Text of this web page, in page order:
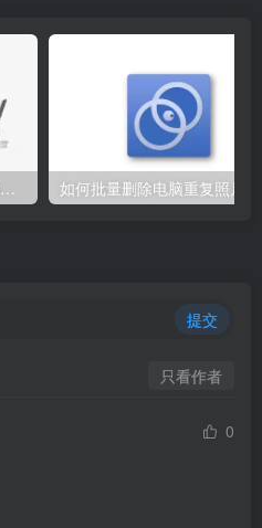
Z-Library最新地址 Z-Library国内可访问地址
提交
只看作者
0